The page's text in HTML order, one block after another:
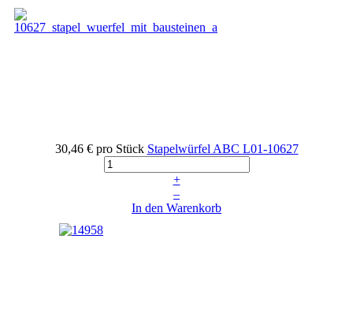
30,46 € pro Stück Stapelwürfel ABC L01-10627
+
–
In den Warenkorb